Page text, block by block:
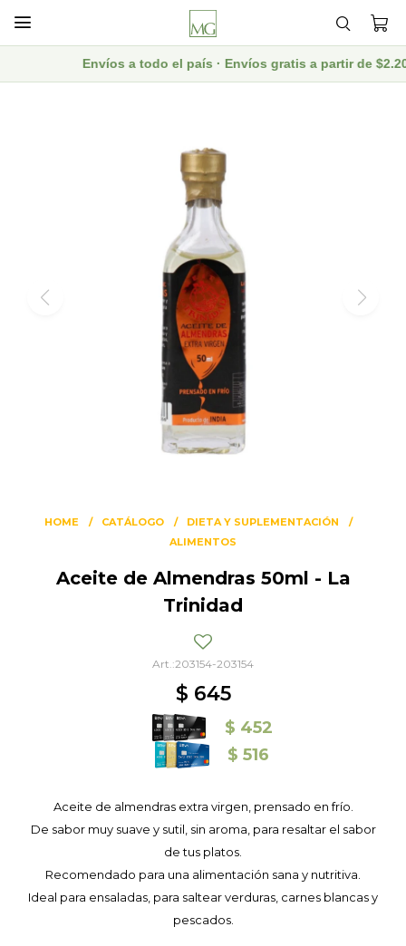

Envíos a todo el país · Envíos gratis a partir de
HOME CATÁLOGO
DIETA Y SUPLEMENTACIÓN
ALIMENTOS
Aceite de Almendras 50ml - La
Trinidad
203154-203154
$ 645
$ 452
$ 516
Aceite de almendras extra virgen, prensado en frío.
De sabor muy suave y sutil, sin aroma, para resaltar el sabor
de tus platos.
Recomendado para una alimentación sana y nutritiva.
Ideal para ensaladas, para saltear verduras, carnes blancas y
pescados.